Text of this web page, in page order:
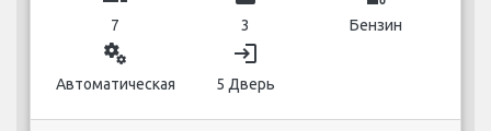
7 3 Бензин
miscellaneous_services
Автоматическая
login
5 Дверь